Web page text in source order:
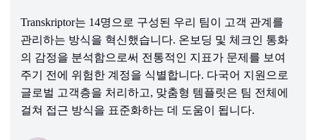
Transkriptor는 14명으로 구성된 우리 팀이 고객 관계를
관리하는 방식을 혁신했습니다. 온보딩 및 체크인 통화
의 감정을 분석함으로써 전통적인 지표가 문제를 보여
주기 전에 위험한 계정을 식별합니다. 다국어 지원으로
글로벌 고객층을 처리하고, 맞춤형 템플릿은 팀 전체에
걸쳐 접근 방식을 표준화하는 데 도움이 됩니다.